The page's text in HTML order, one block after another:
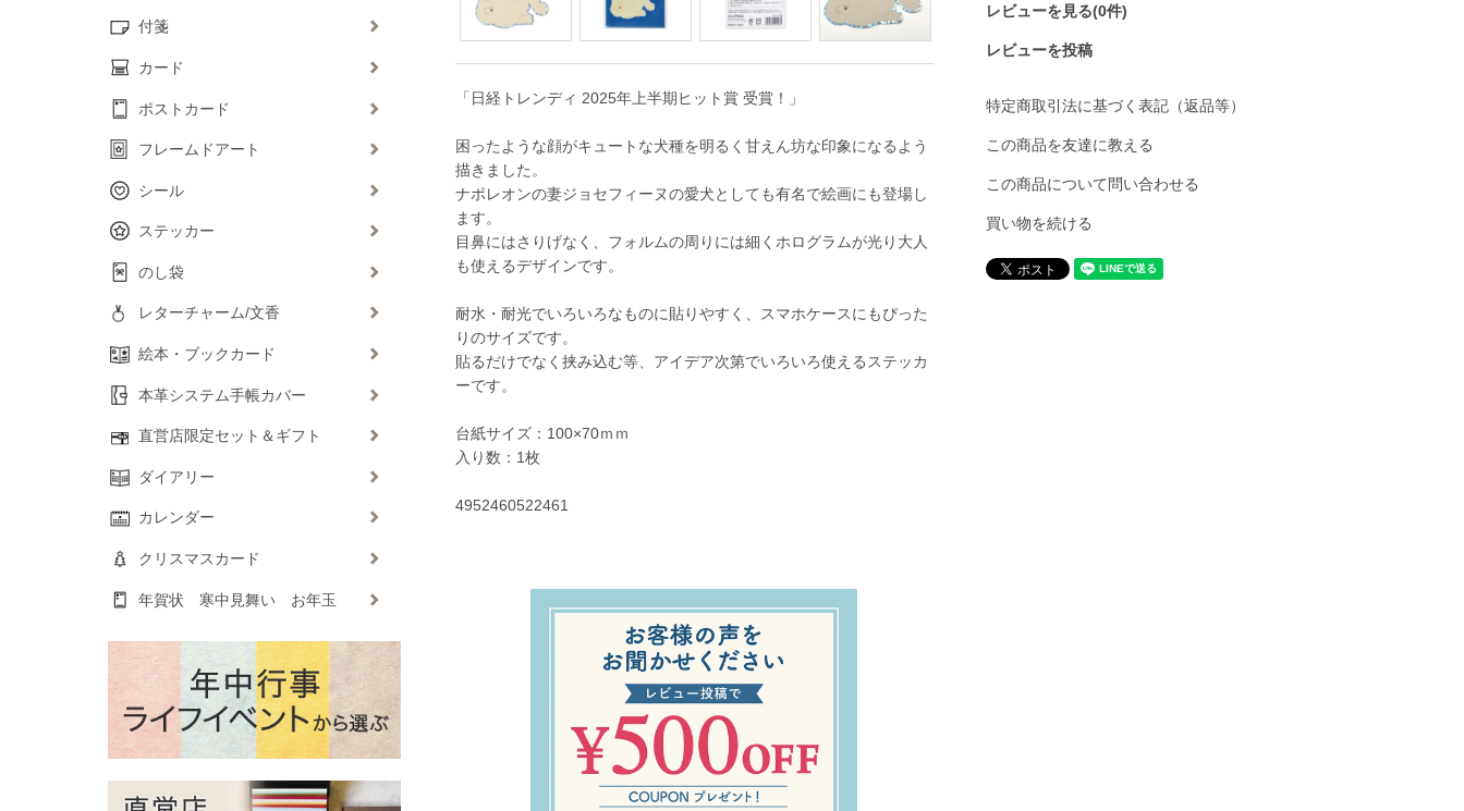
「日経トレンディ 2025年上半期ヒット賞 受賞！」
困ったような顔がキュートな犬種を明るく甘えん坊な印象になるよう
描きました。
ナポレオンの妻ジョセフィーヌの愛犬としても有名で絵画にも登場し
ます。
目鼻にはさりげなく、フォルムの周りには細くホログラムが光り大人
も使えるデザインです。
耐水・耐光でいろいろなものに貼りやすく、スマホケースにもぴった
りのサイズです。
貼るだけでなく挟み込む等、アイデア次第でいろいろ使えるステッカ
ーです。
台紙サイズ：100×70ｍｍ
入り数：1枚
4952460522461
レビューを見る(0件)
レビューを投稿
特定商取引法に基づく表記（返品等）
この商品を友達に教える
この商品について問い合わせる
買い物を続ける
付箋
カード
ポストカード
フレームドアート
シール
ステッカー
のし袋
レターチャーム/文香
絵本・ブックカード
本革システム手帳カバー
直営店限定セット＆ギフト
ダイアリー
カレンダー
クリスマスカード
年賀状 寒中見舞い お年玉